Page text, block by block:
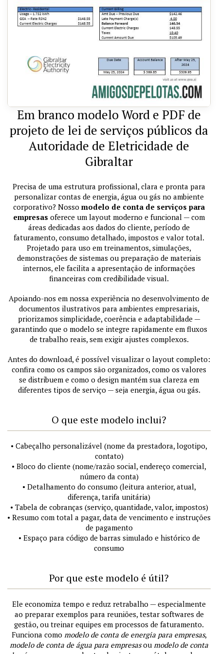
Em branco modelo Word e PDF de
projeto de lei de serviços públicos da
Autoridade de Eletricidade de
Gibraltar
Precisa de uma estrutura profissional, clara e pronta para
personalizar contas de energia, água ou gás no ambiente
corporativo? Nosso modelo de conta de serviços para
empresas oferece um layout moderno e funcional — com
áreas dedicadas aos dados do cliente, período de
faturamento, consumo detalhado, impostos e valor total.
Projetado para uso em treinamentos, simulações,
demonstrações de sistemas ou preparação de materiais
internos, ele facilita a apresentação de informações
financeiras com credibilidade visual.
Apoiando-nos em nossa experiência no desenvolvimento de
documentos ilustrativos para ambientes empresariais,
priorizamos simplicidade, coerência e adaptabilidade —
garantindo que o modelo se integre rapidamente em fluxos
de trabalho reais, sem exigir ajustes complexos.
Antes do download, é possível visualizar o layout completo:
confira como os campos são organizados, como os valores
se distribuem e como o design mantém sua clareza em
diferentes tipos de serviço — seja energia, água ou gás.
O que este modelo inclui?
• Cabeçalho personalizável (nome da prestadora, logotipo,
contato)
• Bloco do cliente (nome/razão social, endereço comercial,
número da conta)
• Detalhamento do consumo (leitura anterior, atual,
diferença, tarifa unitária)
• Tabela de cobranças (serviço, quantidade, valor, impostos)
• Resumo com total a pagar, data de vencimento e instruções
de pagamento
• Espaço para código de barras simulado e histórico de
consumo
Por que este modelo é útil?
Ele economiza tempo e reduz retrabalho — especialmente
ao preparar exemplos para reuniões, testar softwares de
gestão, ou treinar equipes em processos de faturamento.
Funciona como modelo de conta de energia para empresas,
modelo de conta de água para empresasou modelo de conta